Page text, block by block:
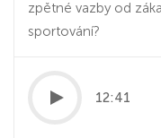
zpětné vazby od
sportování?
12:41